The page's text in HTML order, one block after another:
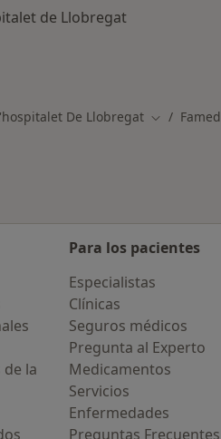
de Llobregat
De Llobregat Cambiar de
la
Para los pacientes
Especialistas
Clínicas
Seguros médicos
Pregunta al Experto
Medicamentos
Servicios
Enfermedades
Preguntas Frecuentes